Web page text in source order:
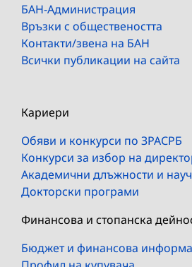
БАН-Администрация
Връзки с обществеността
Контакти/звена на БАН
Всички публикации на сайта
Кариери
Обяви и конкурси по ЗРАСРБ
Конкурси за избор на
Академични длъжности и
Докторски програми
Финансова и стопанска
Бюджет и финансова